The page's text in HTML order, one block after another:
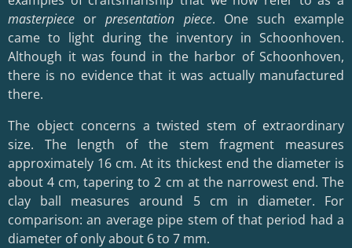
masterpiece orpresentation piece. One such example
came to light during the inventory in Schoonhoven.
Although it was found in the harbor of Schoonhoven,
there is no evidence that it was actually manufactured
there.
The object concerns a twisted stem of extraordinary
size. The length of the stem fragment measures
approximately 16 cm. At its thickest end the diameter is
about 4 cm, tapering to 2 cm at the narrowest end. The
clay ball measures around 5 cm in diameter. For
comparison: an average pipe stem of that period had a
diameter of only about 6 to 7 mm.